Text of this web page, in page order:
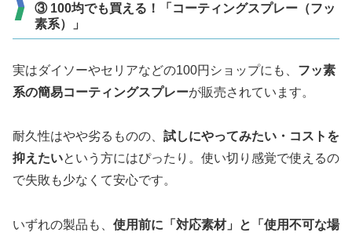
③ 100均でも買える！「コーティングスプレー（フッ
素系）」
実はダイソーやセリアなどの100円ショップにも、 フッ素
系の簡易コーティングスプレーが販売されています。
耐久性はやや劣るものの、 試しにやってみたい・コストを
抑えたいという方にはぴったり。使い切り感覚で使えるの
で失敗も少なくて安心です。
いずれの製品も、 使用前に「対応素材」と「使用不可な場